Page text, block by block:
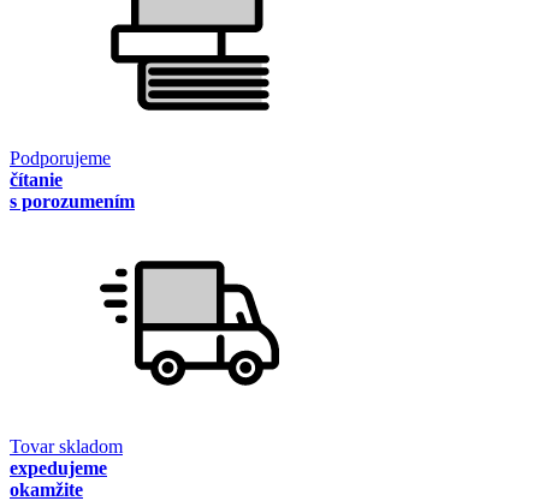
Podporujeme
čítanie
s porozumením
Tovar skladom
expedujeme
okamžite